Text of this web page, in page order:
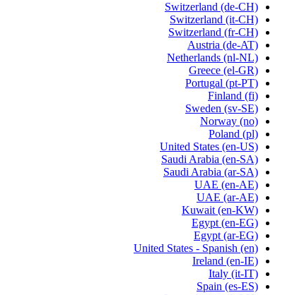
Switzerland (de-CH)
Switzerland (it-CH)
Switzerland (fr-CH)
Austria (de-AT)
Netherlands (nl-NL)
Greece (el-GR)
Portugal (pt-PT)
Finland (fi)
Sweden (sv-SE)
Norway (no)
Poland (pl)
United States (en-US)
Saudi Arabia (en-SA)
Saudi Arabia (ar-SA)
UAE (en-AE)
UAE (ar-AE)
Kuwait (en-KW)
Egypt (en-EG)
Egypt (ar-EG)
United States - Spanish (en)
Ireland (en-IE)
Italy (it-IT)
Spain (es-ES)